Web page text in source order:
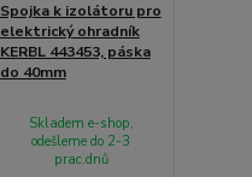
Spojka k izolátoru pro
elektrický ohradník
KERBL 443453, páska
do 40mm
Skladem e-shop,
odešleme do 2-3
prac.dnů